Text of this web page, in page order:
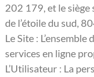
202 179, et le siège
de l’étoile du sud,
Le Site :
services en ligne
L’Utilisateur : La